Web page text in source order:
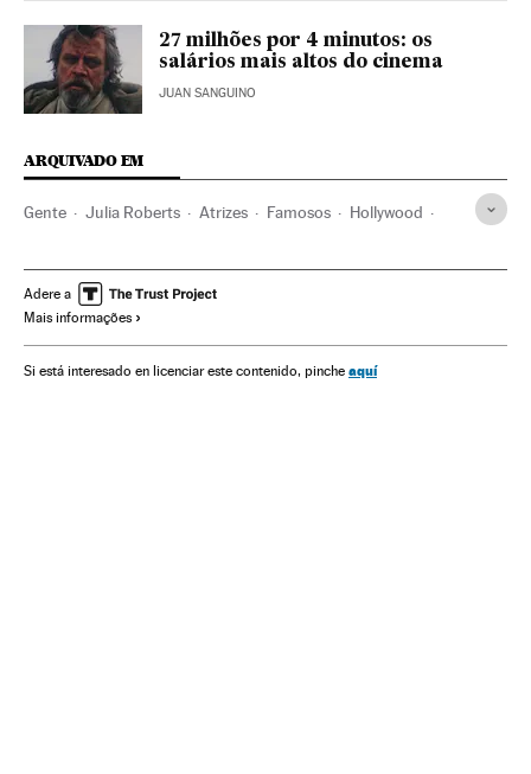
27 milhões por 4 minutos: os
salários mais altos do cinema
JUAN SANGUINO
ARQUIVADO EM
Gente Julia Roberts Atrizes Famosos Hollywood
Cinema
Adere a
Mais informações
Si está interesado en licenciar este contenido, pinche aquí